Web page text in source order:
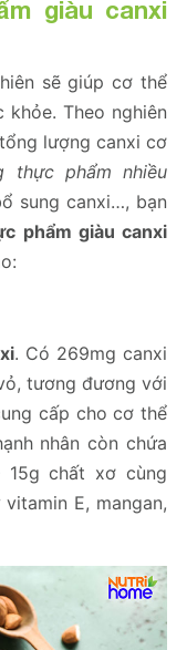
giàu canxi
sẽ giúp cơ thể
Theo nghiên
lượng canxi cơ
thực phẩm nhiều
sung canxi…, bạn
phẩm giàu canxi
. Có 269mg canxi
tương đương với
cấp cho cơ thể
nhân còn chứa
chất xơ cùng
E, mangan,